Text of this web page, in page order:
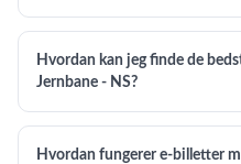
Hvordan kan jeg finde de
Jernbane - NS?
Hvordan fungerer e-billetter